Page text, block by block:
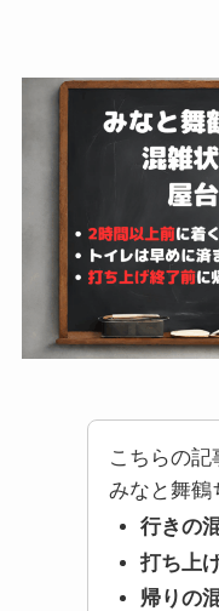
こちらの記
みなと舞鶴
行きの
打ち上
帰りの